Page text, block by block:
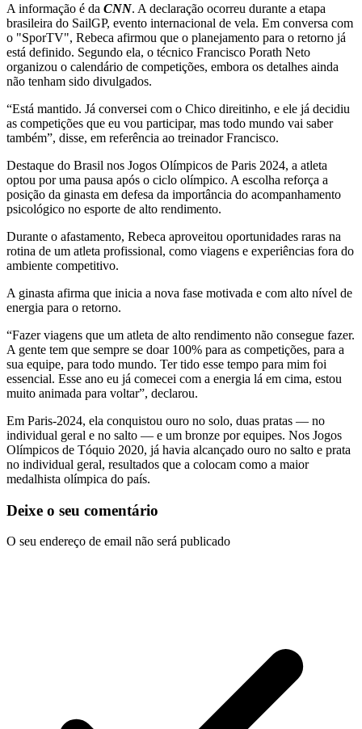
A informação é da CNN. A declaração ocorreu durante a etapa
brasileira do SailGP, evento internacional de vela. Em conversa com
o "SporTV", Rebeca afirmou que o planejamento para o retorno já
está definido. Segundo ela, o técnico Francisco Porath Neto
organizou o calendário de competições, embora os detalhes ainda
não tenham sido divulgados.
“Está mantido. Já conversei com o Chico direitinho, e ele já decidiu
as competições que eu vou participar, mas todo mundo vai saber
também”, disse, em referência ao treinador Francisco.
Destaque do Brasil nos Jogos Olímpicos de Paris 2024, a atleta
optou por uma pausa após o ciclo olímpico. A escolha reforça a
posição da ginasta em defesa da importância do acompanhamento
psicológico no esporte de alto rendimento.
Durante o afastamento, Rebeca aproveitou oportunidades raras na
rotina de um atleta profissional, como viagens e experiências fora do
ambiente competitivo.
A ginasta afirma que inicia a nova fase motivada e com alto nível de
energia para o retorno.
“Fazer viagens que um atleta de alto rendimento não consegue fazer.
A gente tem que sempre se doar 100% para as competições, para a
sua equipe, para todo mundo. Ter tido esse tempo para mim foi
essencial. Esse ano eu já comecei com a energia lá em cima, estou
muito animada para voltar”, declarou.
Em Paris-2024, ela conquistou ouro no solo, duas pratas — no
individual geral e no salto — e um bronze por equipes. Nos Jogos
Olímpicos de Tóquio 2020, já havia alcançado ouro no salto e prata
no individual geral, resultados que a colocam como a maior
medalhista olímpica do país.
Deixe o seu comentário
O seu endereço de email não será publicado